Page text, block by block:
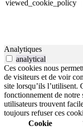
viewed_cookie_policy
Analytiques
analytical
Ces cookies nous
de visiteurs et de voir
site lorsqu’ils l’utilisent.
fonctionnement de notre
utilisateurs trouvent
toujours refuser ces
Cookie